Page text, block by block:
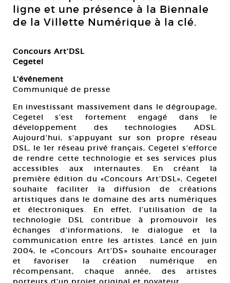
ligne et une présence à la Biennale
de la Villette Numérique à la clé.
Concours Art’DSL
Cegetel
L’événement
Communiqué de presse
En investissant massivement dans le dégroupage,
Cegetel s’est fortement engagé dans le
développement des technologies ADSL.
Aujourd’hui, s’appuyant sur son propre réseau
DSL, le 1er réseau privé français, Cegetel s’efforce
de rendre cette technologie et ses services plus
accessibles aux internautes. En créant la
première édition du «Concours Art’DSL», Cegetel
souhaite faciliter la diffusion de créations
artistiques dans le domaine des arts numériques
et électroniques. En effet, l’utilisation de la
technologie DSL contribue à promouvoir les
échanges d’informations, le dialogue et la
communication entre les artistes. Lancé en juin
2004, le «Concours Art’DS» souhaite encourager
et favoriser la création numérique en
récompensant, chaque année, des artistes